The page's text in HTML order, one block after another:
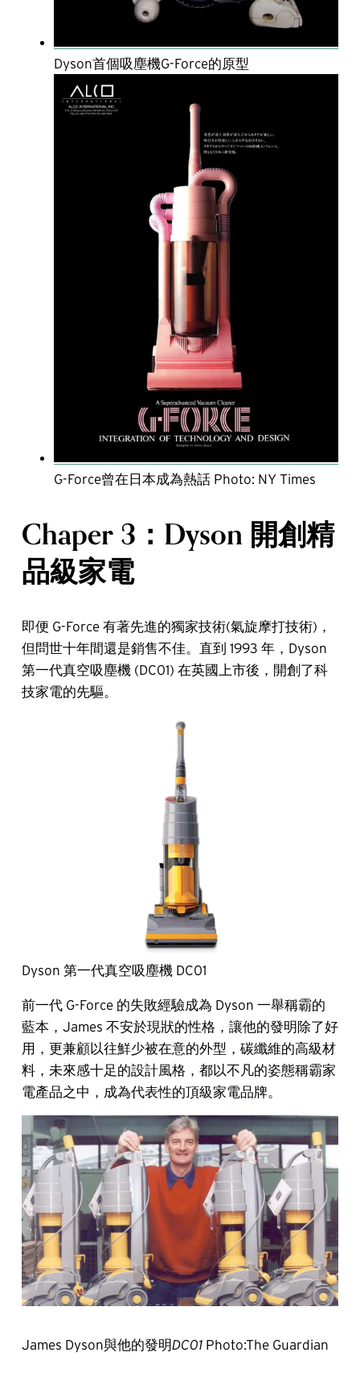
Dyson首個吸塵機G-Force的原型
G-Force曾在日本成為熱話 Photo: NY Times
Chaper 3：Dyson 開創精
品級家電
即便 G-Force 有著先進的獨家技術(氣旋摩打技術)，
但問世十年間還是銷售不佳。直到 1993 年，Dyson
第一代真空吸塵機 (DC01) 在英國上市後，開創了科
技家電的先驅。
Dyson 第一代真空吸塵機 DC01
前一代 G-Force 的失敗經驗成為 Dyson 一舉稱霸的
藍本，James 不安於現狀的性格，讓他的發明除了好
用，更兼顧以往鮮少被在意的外型，碳纖維的高級材
料，未來感十足的設計風格，都以不凡的姿態稱霸家
電產品之中，成為代表性的頂級家電品牌。
James Dyson與他的發明DC01Photo:The Guardian